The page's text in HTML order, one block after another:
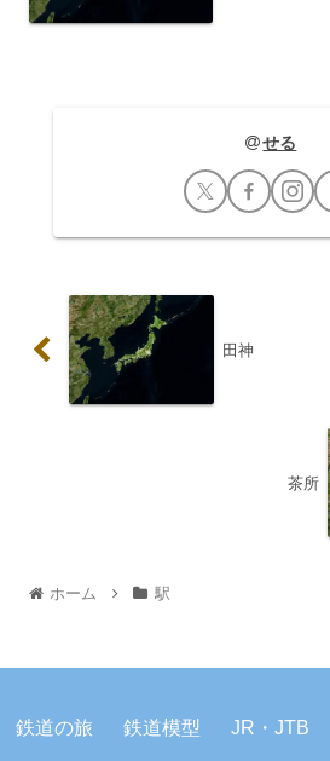
せる
田神
茶所
ホーム 駅
プライバシーポリシー
鉄道の旅 鉄道模型 JR・JTB